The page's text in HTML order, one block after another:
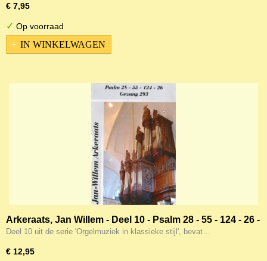
€ 7,95
✓ Op voorraad
IN WINKELWAGEN
Arkeraats, Jan Willem - Deel 10 - Psalm 28 - 55 - 124 - 26 -
O God die droeg ons voorgeslacht
Deel 10 uit de serie 'Orgelmuziek in klassieke stijl', bevat…
€ 12,95